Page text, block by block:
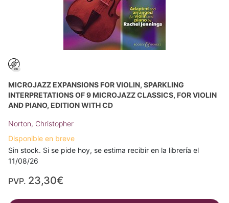
MICROJAZZ EXPANSIONS FOR VIOLIN, SPARKLING
INTERPRETATIONS OF 9 MICROJAZZ CLASSICS, FOR VIOLIN
AND PIANO, EDITION WITH CD
Norton, Christopher
Disponible en breve
Sin stock. Si se pide hoy, se estima recibir en la librería el
11/08/26
PVP. 23,30€